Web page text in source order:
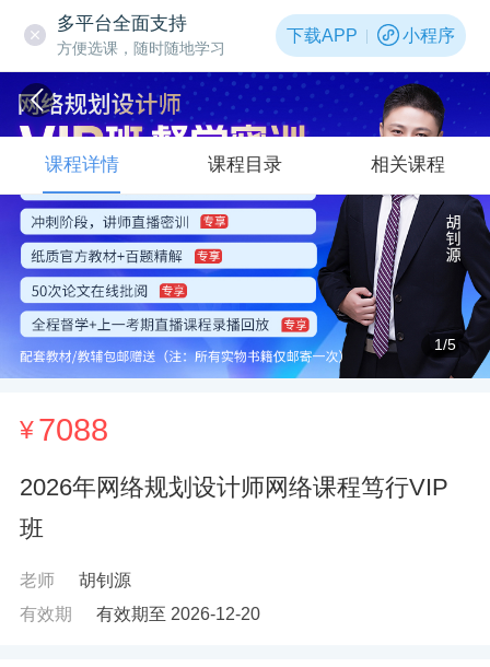
多平台全面支持
方便选课，随时随地学习
下载APP 小程序
1/5
¥7088
2026年网络规划设计师网络课程笃行VIP
班
老师
胡钊源
有效期
有效期至 2026-12-20
课程详情 课程目录 相关课程